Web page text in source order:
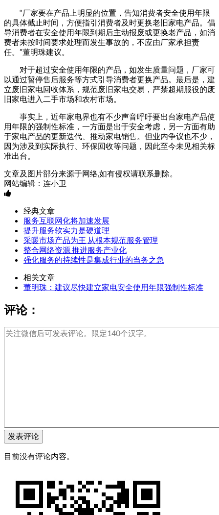
“厂家要在产品上明显的位置，告知消费者安全使用年限
的具体截止时间，方便指引消费者及时更换老旧家电产品。倡
导消费者在安全使用年限到期后主动报废或更换老产品，如消
费者未按时间要求处理而发生事故的，不应由厂家承担责
任。”董明珠建议。
对于超过安全使用年限的产品，如发生质量问题，厂家可
以通过暂停售后服务等方式引导消费者更换产品。最后是，建
立废旧家电回收体系，规范废旧家电交易，严禁超期服役的废
旧家电进入二手市场和农村市场。
事实上，近年家电界也有不少声音呼吁要出台家电产品使
用年限的强制性标准，一方面是出于安全考虑，另一方面有助
于家电产品的更新迭代、推动家电销售。但业内争议也不少，
因为涉及到实际执行、环保回收等问题，因此至今未见相关标
准出台。
文章及图片部分来源于网络,如有侵权请联系删除。
网站编辑：连小卫
经典文章
服务互联网化将加速发展
提升服务软实力是硬道理
采暖市场产品为王 从根本规范服务管理
整合网络资源 推进服务产业化
强化服务的持续性是集成行业的当务之急
相关文章
董明珠：建议尽快建立家电安全使用年限强制性标准
评论：
目前没有评论内容。